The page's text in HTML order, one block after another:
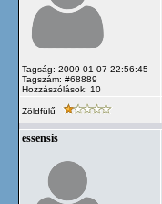
Tagság: 2009-01-07 22:56:45
Tagszám: #68889
Hozzászólások: 10
Zöldfülű
essensis